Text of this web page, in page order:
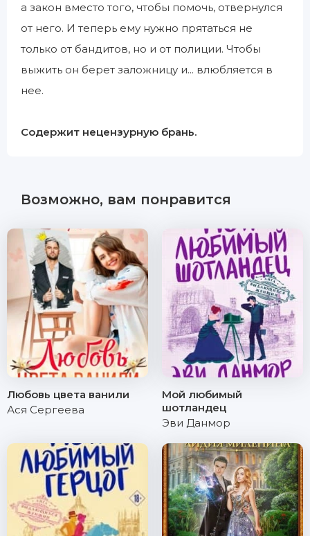
а закон вместо того, чтобы помочь, отвернулся
от него. И теперь ему нужно прятаться не
только от бандитов, но и от полиции. Чтобы
выжить он берет заложницу и... влюбляется в
нее.
Содержит нецензурную брань.
Возможно, вам понравится
Любовь цвета ванили
Ася Сергеева
Мой любимый
шотландец
Эви Данмор